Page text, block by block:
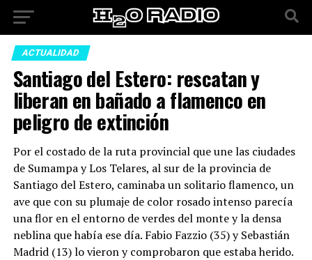
ACTUALIDAD
Santiago del Estero: rescatan y
liberan en bañado a flamenco en
peligro de extinción
Por el costado de la ruta provincial que une las ciudades
de Sumampa y Los Telares, al sur de la provincia de
Santiago del Estero, caminaba un solitario flamenco, un
ave que con su plumaje de color rosado intenso parecía
una flor en el entorno de verdes del monte y la densa
neblina que había ese día. Fabio Fazzio (35) y Sebastián
Madrid (13) lo vieron y comprobaron que estaba herido.